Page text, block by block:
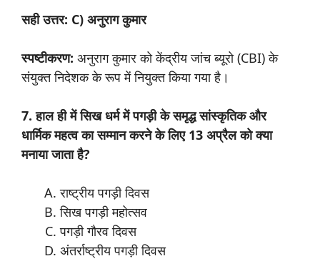
सही उत्तर: C) अनुराग कुमार
स्पष्टीकरण: अनुराग कुमार को केंद्रीय जांच ब्यूरो (CBI) के
संयुक्त निदेशक के रूप में नियुक्त किया गया है।
7. हाल ही में सिख धर्म में पगड़ी के समृद्ध सांस्कृतिक और
धार्मिक महत्व का सम्मान करने के लिए 13 अप्रैल को क्या
मनाया जाता है?
राष्ट्रीय पगड़ी दिवस
सिख पगड़ी महोत्सव
पगड़ी गौरव दिवस
अंतर्राष्ट्रीय पगड़ी दिवस